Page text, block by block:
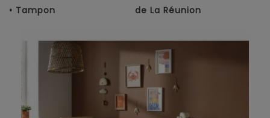
• Tampon
de La Réunion